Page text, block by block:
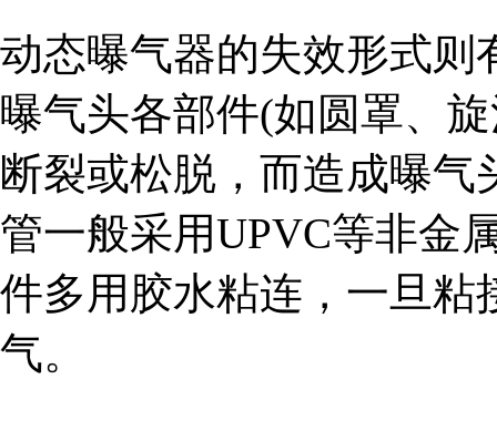
动态曝气器的失效形式则
曝气头各部件(如圆罩、
断裂或松脱，而造成曝
管一般采用UPVC等非金
件多用胶水粘连，一旦粘
气。